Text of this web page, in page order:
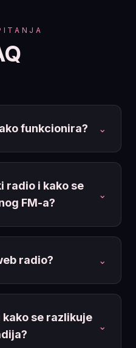
funkcionira? ⌄
radio i kako se
FM-a?
⌄
radio? ⌄
kako se razlikuje
⌄